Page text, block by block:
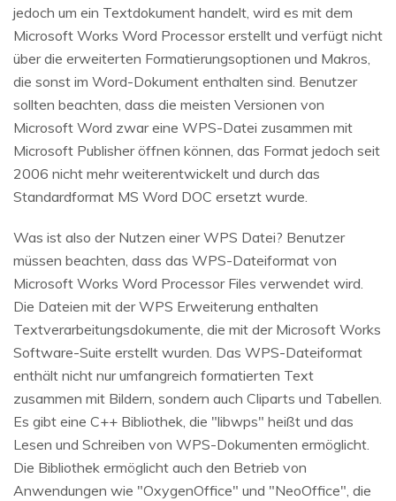
jedoch um ein Textdokument handelt, wird es mit dem
Microsoft Works Word Processor erstellt und verfügt nicht
über die erweiterten Formatierungsoptionen und Makros,
die sonst im Word-Dokument enthalten sind. Benutzer
sollten beachten, dass die meisten Versionen von
Microsoft Word zwar eine WPS-Datei zusammen mit
Microsoft Publisher öffnen können, das Format jedoch seit
2006 nicht mehr weiterentwickelt und durch das
Standardformat MS Word DOC ersetzt wurde.
Was ist also der Nutzen einer WPS Datei? Benutzer
müssen beachten, dass das WPS-Dateiformat von
Microsoft Works Word Processor Files verwendet wird.
Die Dateien mit der WPS Erweiterung enthalten
Textverarbeitungsdokumente, die mit der Microsoft Works
Software-Suite erstellt wurden. Das WPS-Dateiformat
enthält nicht nur umfangreich formatierten Text
zusammen mit Bildern, sondern auch Cliparts und Tabellen.
Es gibt eine C++ Bibliothek, die "libwps" heißt und das
Lesen und Schreiben von WPS-Dokumenten ermöglicht.
Die Bibliothek ermöglicht auch den Betrieb von
Anwendungen wie "OxygenOffice" und "NeoOffice", die